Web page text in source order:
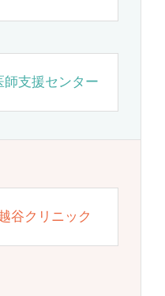
師支援センター
谷クリニック